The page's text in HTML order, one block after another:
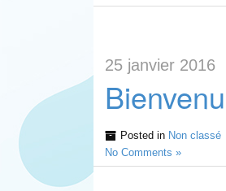
25 janvier 2016
Posted in Non classé
No Comments »